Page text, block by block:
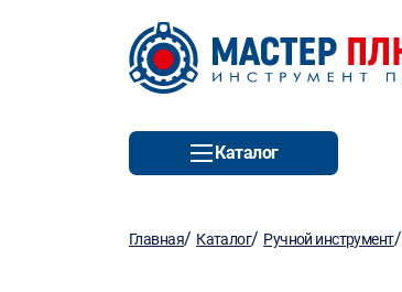
Каталог
Главная/ Каталог/ Ручной инструмент/